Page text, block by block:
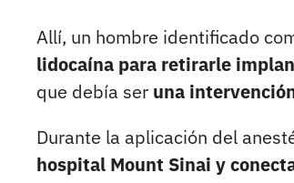
Allí, un hombre identificado
lidocaína para retirarle
que debía ser una
Durante la aplicación del
hospital Mount Sinai y